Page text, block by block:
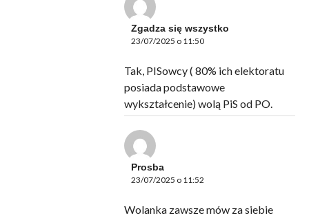
Zgadza się wszystko
23/07/2025 o 11:50
Tak, PISowcy ( 80% ich elektoratu
posiada podstawowe
wykształcenie) wolą PiS od PO.
Prosba
23/07/2025 o 11:52
Wolanka zawsze mów za siebie